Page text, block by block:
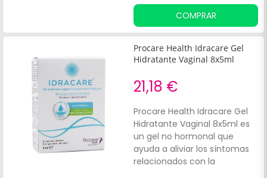
COMPRAR
Procare Health Idracare Gel
Hidratante Vaginal 8x5ml
21,18 €
Procare Health Idracare Gel
Hidratante Vaginal 8x5ml es
un gel no hormonal que
ayuda a aliviar los síntomas
relacionados con la